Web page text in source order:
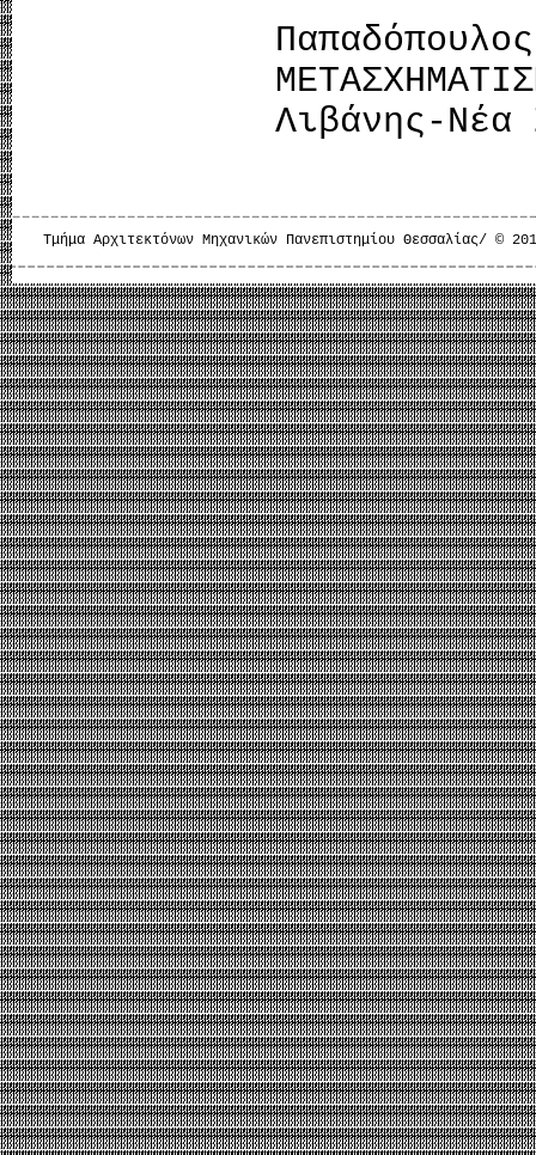
Λιβάνης-
Τμήμα Αρχιτεκτόνων Μηχανικών Πανεπιστημίου Θεσσαλίας/ ©